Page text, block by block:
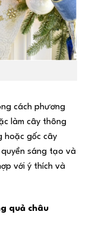
cách phương
làm cây thông
hoặc gốc cây
sáng tạo và
với ý thích và
quả châu